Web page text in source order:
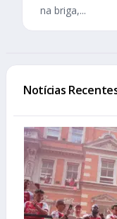
na briga,...
Notícias